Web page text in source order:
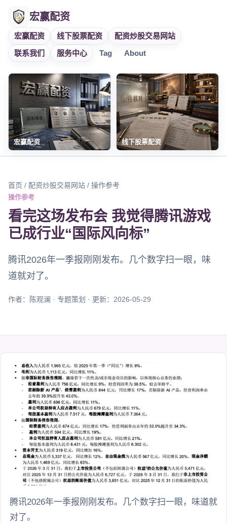
宏赢配资
宏赢配资 线下股票配资
配资炒股交易网站
联系我们
服务中心 Tag About
宏赢配资 线下股票配资
首页 / 配资炒股交易网站 / 操作参考
操作参考
看完这场发布会 我觉得腾讯游戏
已成行业“国际风向标”
腾讯2026年一季报刚刚发布。几个数字扫一眼，味
道就对了。
作者：陈观澜 · 专题策划 · 更新：2026-05-29
腾讯2026年一季报刚刚发布。几个数字扫一眼，味道就
对了。